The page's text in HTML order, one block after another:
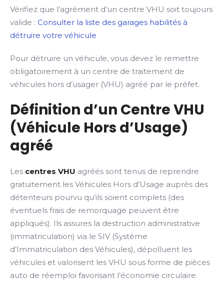
Vérifiez que l’agrément d’un centre VHU soit toujours
valide : Consulter la liste des garages habilités à
détruire votre véhicule
Pour détruire un véhicule, vous devez le remettre
obligatoirement à un centre de traitement de
véhicules hors d’usager (VHU) agréé par le préfet.
Définition d’un Centre VHU
(Véhicule Hors d’Usage)
agréé
Les centres VHU agréés sont tenus de reprendre
gratuitement les Véhicules Hors d’Usage auprès des
détenteurs pourvu qu’ils soient complets (des
éventuels frais de remorquage peuvent être
appliqués). Ils assures la destruction administrative
(immatriculation) via le SIV (Système
d’Immatriculation des Véhicules), dépolluent les
véhicules et valorisent les VHU sous forme de pièces
auto de réemploi favorisant l’économie circulaire.